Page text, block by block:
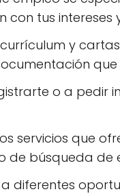
tus intereses
y
o a pedir
servicios que
de búsqueda de
diferentes